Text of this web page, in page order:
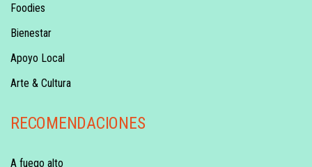
Foodies
Bienestar
Apoyo Local
Arte & Cultura
RECOMENDACIONES
A fuego alto